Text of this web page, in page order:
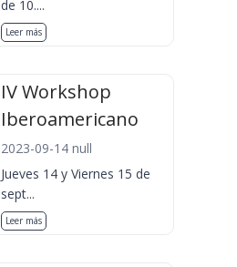
de 10....
Leer más
IV Workshop
Iberoamericano
2023-09-14 null
Jueves 14 y Viernes 15 de
sept...
Leer más